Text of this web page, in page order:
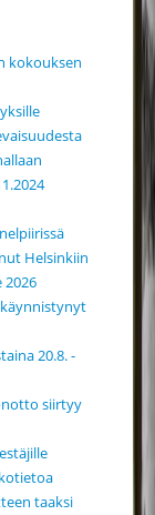
kokouksen
Helsinkiin
2026
20.8. -
siirtyy
taaksi